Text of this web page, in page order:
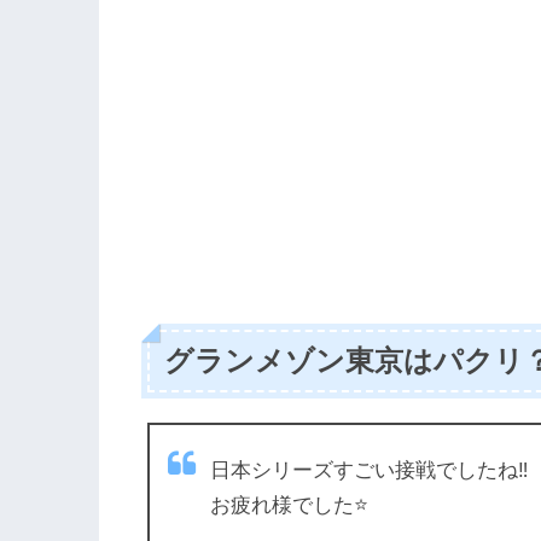
グランメゾン東京はパクリ
日本シリーズすごい接戦でしたね‼️
お疲れ様でした⭐️